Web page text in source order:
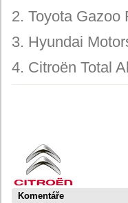
2. Toyota Gazoo
3. Hyundai
4. Citroën Total
Komentáře